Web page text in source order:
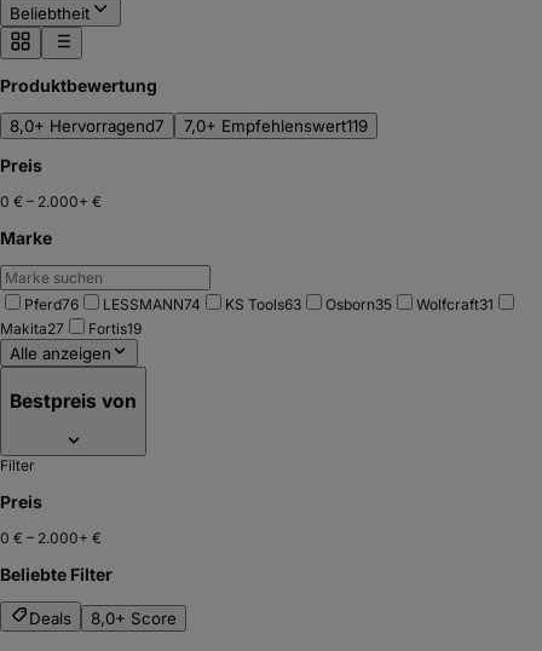
Beliebtheit
Produktbewertung
8,0+ Hervorragend7 7,0+ Empfehlenswert119
Preis
0 € – 2.000+ €
Marke
Pferd76 LESSMANN74 KS Tools63 Osborn35 Wolfcraft31
Makita27 Fortis19
Alle anzeigen
Bestpreis von
Filter
Preis
0 € – 2.000+ €
Beliebte Filter
Deals 8,0+ Score